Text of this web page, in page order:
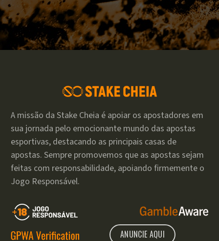
A missão da Stake Cheia é apoiar os apostadores em
sua jornada pelo emocionante mundo das apostas
esportivas, destacando as principais casas de
apostas. Sempre promovemos que as apostas sejam
feitas com responsabilidade, apoiando firmemente o
Jogo Responsável.
ANUNCIE AQUI